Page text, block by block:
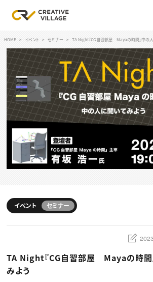
ログイン
RECRUIT
クリエイター求人を探す
CREATIVE JOB求人検索
特集求人
採用説明会
転職支援サービス
CONTENTS
スキルアップしたい！ トップ
デザイン
動画配信・映像制作
ディレクション
業界解説・キャリア事情
お役立ち基礎知識
TOP Creator’s コラム
ゲームクリエイター
映像クリエイター
マーケッター
ニュース・トレンド
HOME イベント セミナー TA Night『CG自習部屋 Mayaの時間』中の人
イベント セミナー
TA Night『CG自習部屋 Mayaの時間
みよう